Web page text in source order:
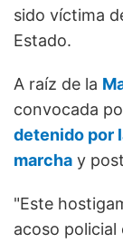
sido víctima
Estado.
A raíz de la
convocada
detenido por
marcha y
"Este
acoso policial